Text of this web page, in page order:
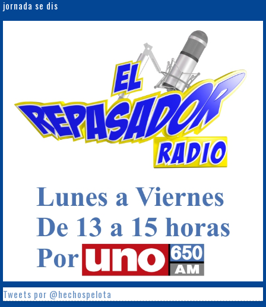
jornada se dis
Tweets por @hechospelota